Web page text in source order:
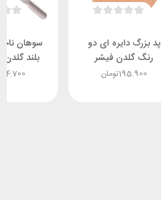
پد بزرگ دایره ای دو
رنگ گلدن فیشر
تومان195.900
سوهان
بلند گلدن